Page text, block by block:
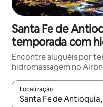
Santa Fe de
temporada com
Encontre aluguéis por
hidromassagem no
Localização
Quando os resultados